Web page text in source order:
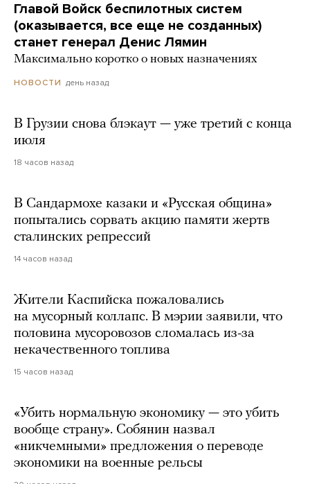
Главой Войск беспилотных систем
(оказывается, все еще не созданных)
станет генерал Денис Лямин
Максимально коротко о новых назначениях
НОВОСТИ день назад
В Грузии снова блэкаут — уже третий с конца
июля
18 часов назад
В Сандармохе казаки и «Русская община»
попытались сорвать акцию памяти жертв
сталинских репрессий
14 часов назад
Жители Каспийска пожаловались
на мусорный коллапс. В мэрии заявили, что
половина мусоровозов сломалась из-за
некачественного топлива
15 часов назад
«Убить нормальную экономику — это убить
вообще страну». Собянин назвал
«никчемными» предложения о переводе
экономики на военные рельсы